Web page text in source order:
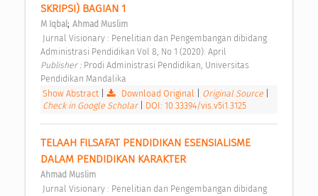
SKRIPSI) BAGIAN 1
M Iqbal; Ahmad Muslim
Administrasi Pendidikan Vol 8, No 1 (2020): April
Publisher : Prodi Administrasi Pendidikan, Universitas
Pendidikan Mandalika
Show Abstract| Download Original Original Source
Check in Google Scholar
DOI: 10.33394/vis.v5i1.3125
TELAAH FILSAFAT PENDIDIKAN ESENSIALISME
DALAM PENDIDIKAN KARAKTER
Ahmad Muslim